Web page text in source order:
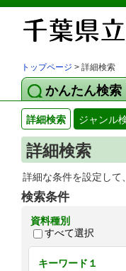
トップページ > 詳細検索
かんたん検索
詳細検索 ジャンル
詳細検索
詳細な条件を設定して
検索条件
資料種別
すべて選択
キーワード１